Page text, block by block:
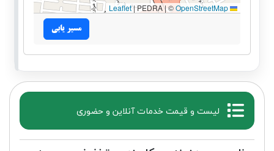
|PEDRA | ©OpenStreetMap
مسیر یابی
لیست و قیمت خدمات آنلاین و حضوری